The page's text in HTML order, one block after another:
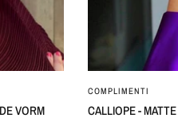
VORM
COMPLIMENTI
CALLIOPE -